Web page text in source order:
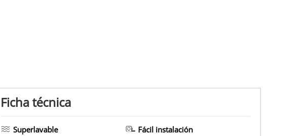
Ficha técnica
Superlavable Fácil instalación